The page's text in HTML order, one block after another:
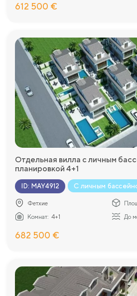
612 500 €
Отдельная вилла с личным
планировкой 4+1
ID: MAY4912 С личным
Фетхие
Комнат: 4+1 До
682 500 €